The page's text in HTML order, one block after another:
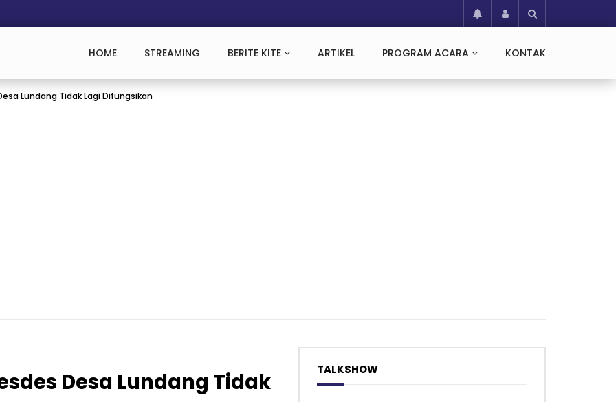
HOME STREAMING BERITE KITE ARTIKEL PROGRAM ACARA KONTAK
Lundang Tidak Lagi Difungsikan
Desa Lundang Tidak TALKSHOW